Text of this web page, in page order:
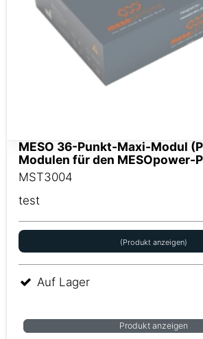
MESO 36-Punkt-Maxi-Modul
Modulen für den MESOpower-
MST3004
test
(Produkt anzeigen)
Auf Lager
Produkt anzeigen